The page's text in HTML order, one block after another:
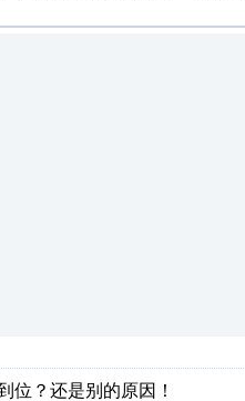
位？还是别的原因！